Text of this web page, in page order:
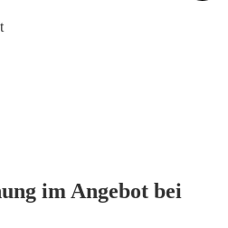
im Angebot bei